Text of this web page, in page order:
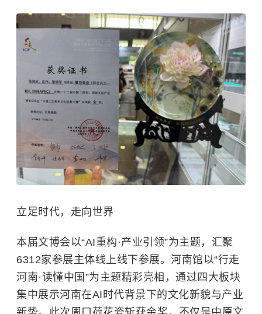
立足时代，走向世界
本届文博会以“AI重构·产业引领”为主题，汇聚
6312家参展主体线上线下参展。河南馆以“行走
河南·读懂中国”为主题精彩亮相，通过四大板块
集中展示河南在AI时代背景下的文化新貌与产业